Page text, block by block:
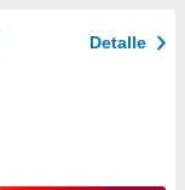
Detalle